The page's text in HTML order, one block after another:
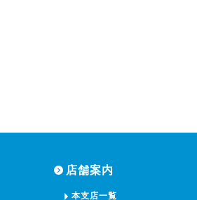
店舗案内
本支店一覧